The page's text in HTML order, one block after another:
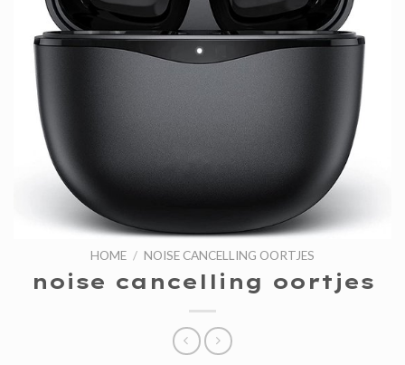
HOME / NOISE CANCELLING OORTJES
noise cancelling oortjes